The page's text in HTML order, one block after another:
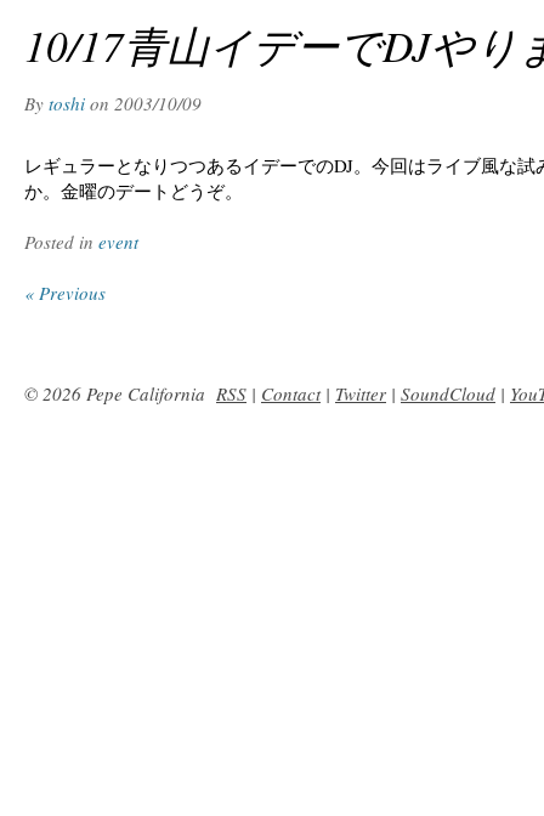
10/17青山イデーでDJやり
By toshi on 2003/10/09
レギュラーとなりつつあるイデーでのDJ。今回はライブ風な
か。金曜のデートどうぞ。
Posted in event
« Previous
© 2026 Pepe California RSS | Contact| Twitter | SoundCloud |